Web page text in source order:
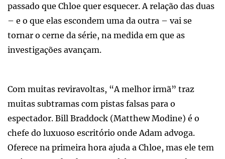
passado que Chloe quer esquecer. A relação das duas
– e o que elas escondem uma da outra – vai se
tornar o cerne da série, na medida em que as
investigações avançam.
Com muitas reviravoltas, “A melhor irmã” traz
muitas subtramas com pistas falsas para o
espectador. Bill Braddock (Matthew Modine) é o
chefe do luxuoso escritório onde Adam advoga.
Oferece na primeira hora ajuda a Chloe, mas ele tem